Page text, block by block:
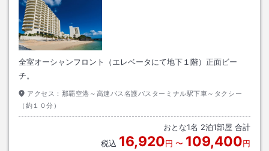
全室オーシャンフロント（エレベータにて地下１階）正面ビー
チ。
アクセス： 那覇空港～高速バス名護バスターミナル駅下車～タクシー
（約１０分）
おとな1名 2泊1部屋 合計
税込 16,920円 〜 109,400円